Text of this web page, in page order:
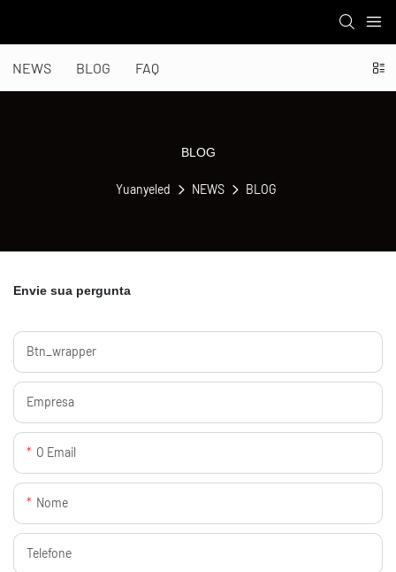
NEWS BLOG FAQ
BLOG
Yuanyeled NEWS BLOG
Envie sua pergunta
Btn_wrapper
Empresa
O Email
Nome
Telefone